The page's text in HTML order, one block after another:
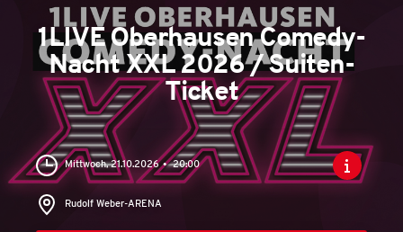
1LIVE Oberhausen Comedy-
Nacht XXL 2026 / Suiten-
Ticket
Mittwoch, 21.10.2026 20:00
Rudolf Weber-ARENA